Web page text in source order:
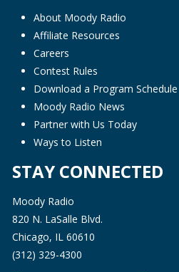
About Moody Radio
Affiliate Resources
Careers
Contest Rules
Download a Program Schedule
Moody Radio News
Partner with Us Today
Ways to Listen
STAY CONNECTED
Moody Radio
820 N. LaSalle Blvd.
Chicago, IL 60610
(312) 329-4300